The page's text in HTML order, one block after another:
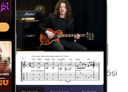
Ilmaiseksi
koko sisältömme käyttöösi
ajaksi.